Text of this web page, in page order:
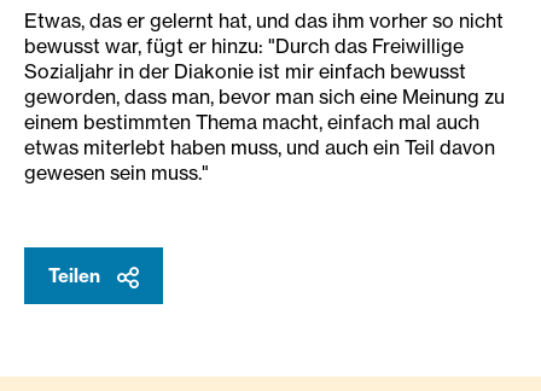
Etwas, das er gelernt hat, und das ihm vorher so nicht
bewusst war, fügt er hinzu: "Durch das Freiwillige
Sozialjahr in der Diakonie ist mir einfach bewusst
geworden, dass man, bevor man sich eine Meinung zu
einem bestimmten Thema macht, einfach mal auch
etwas miterlebt haben muss, und auch ein Teil davon
gewesen sein muss."
Teilen